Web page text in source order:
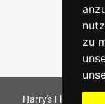
zu
Harry's